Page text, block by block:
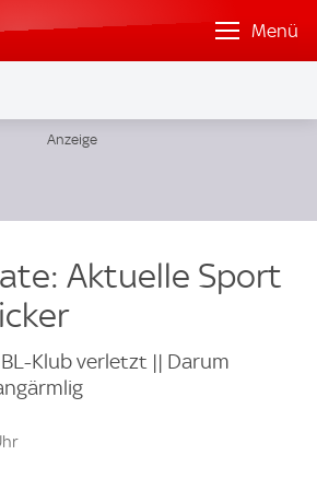
Menü
Aktuelle Sport
Klub verletzt || Darum